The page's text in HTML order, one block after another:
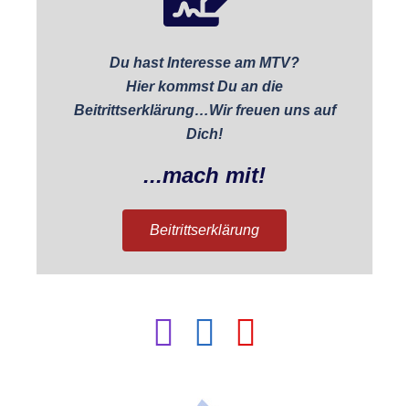
Du hast Interesse am MTV?
Hier kommst Du an die
Bei­tritts­er­klärung…Wir freuen uns auf
Dich!
...mach mit!
Beitrittserklärung